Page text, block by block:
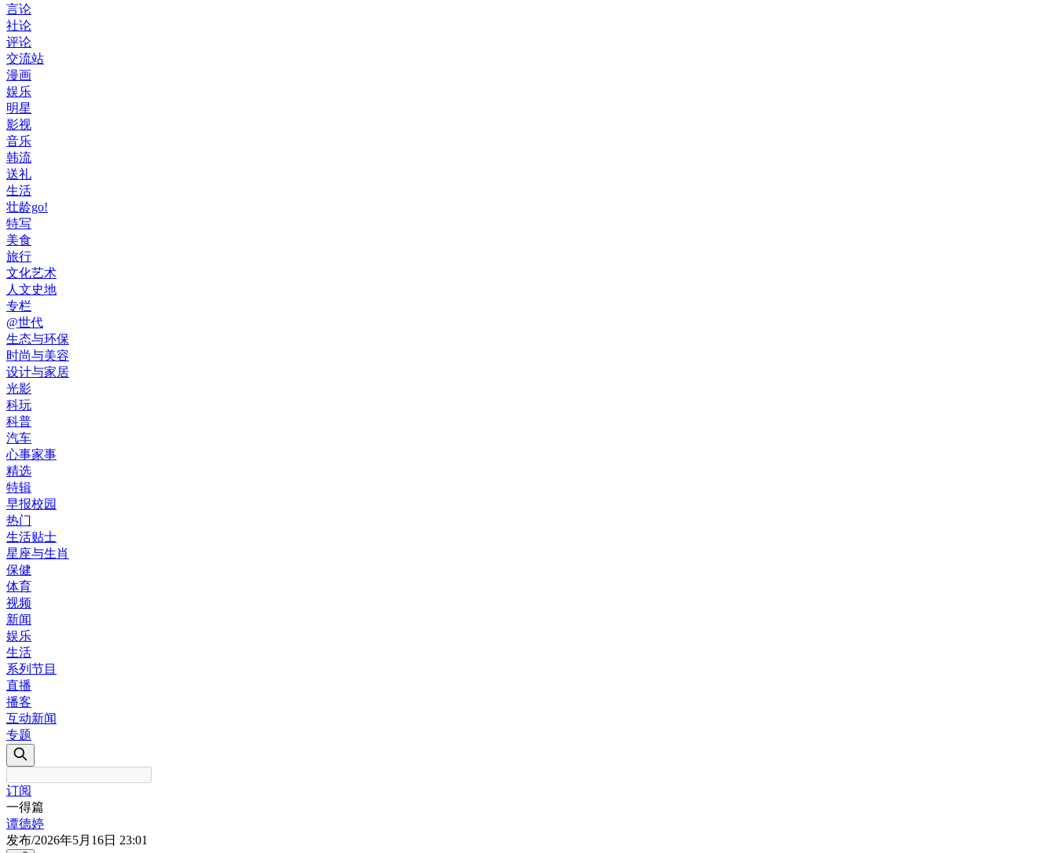
言论
社论
评论
交流站
漫画
娱乐
明星
影视
音乐
韩流
送礼
生活
壮龄go!
特写
美食
旅行
文化艺术
人文史地
专栏
@世代
生态与环保
时尚与美容
设计与家居
光影
科玩
科普
汽车
心事家事
精选
特辑
早报校园
热门
生活贴士
星座与生肖
保健
体育
视频
新闻
娱乐
生活
系列节目
直播
播客
互动新闻
专题
订阅
一得篇
谭德婷
发布/2026年5月16日 23:01